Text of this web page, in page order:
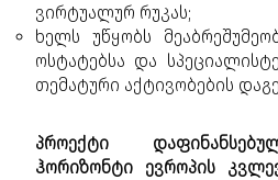
ვირტუალურ რუკას;
ხელს უწყობს
ოსტატებსა და
თემატური აქტივობების
პროექტი
ჰორიზონტი ევროპის